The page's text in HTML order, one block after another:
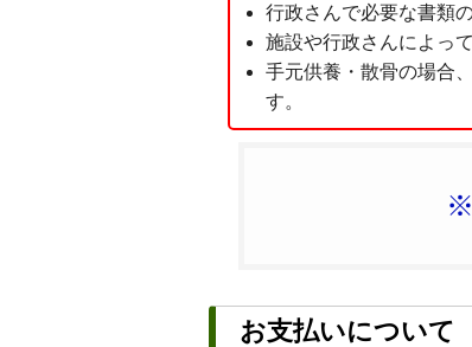
行政さんで必要な書類
施設や行政さんによっ
手元供養・散骨の場合
す。
※
お支払いについて